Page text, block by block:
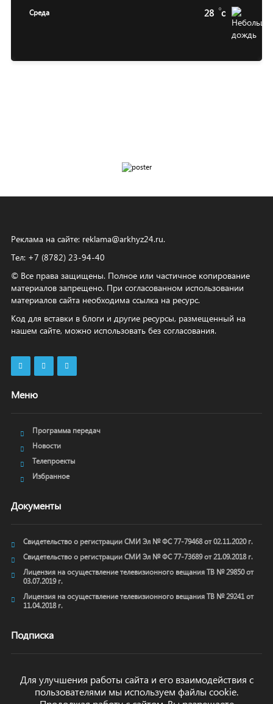
Среда 28 c
Реклама на сайте: reklama@arkhyz24.ru.
Тел: +7 (8782) 23‑94‑40
© Все права защищены. Полное или частичное копирование
материалов запрещено. При согласованном использовании
материалов сайта необходима ссылка на ресурс.
Код для вставки в блоги и другие ресурсы, размещенный на
нашем сайте, можно использовать без согласования.
Меню
Программа передач
Новости
Телепроекты
Избранное
Документы
Свидетельство о регистрации СМИ Эл № ФС 77-79468 от 02.11.2020 г.
Свидетельство о регистрации СМИ Эл № ФС 77-73689 от 21.09.2018 г.
Лицензия на осуществление телевизионного вещания ТВ № 29850 от
03.07.2019 г.
Лицензия на осуществление телевизионного вещания ТВ № 29241 от
11.04.2018 г.
Подписка
ОТПРАВИТЬ
Для улучшения работы сайта и его взаимодействия с
пользователями мы используем файлы cookie.